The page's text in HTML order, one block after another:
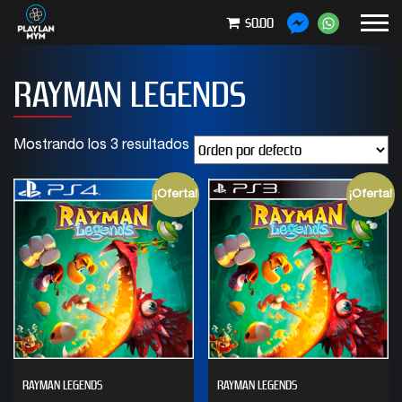
$0.00
RAYMAN LEGENDS
Mostrando los 3 resultados
¡Oferta!
RAYMAN LEGENDS
¡Oferta!
RAYMAN LEGENDS